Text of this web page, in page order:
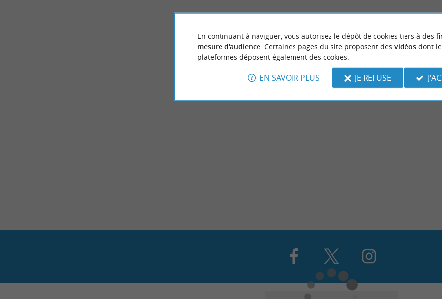
En continuant à naviguer, vous autorisez le dépôt de cookies tiers à des
mesure d'audience. Certaines pages du site proposent des vidéosdont
plateformes déposent également des cookies.
EN SAVOIR PLUS JE REFUSE